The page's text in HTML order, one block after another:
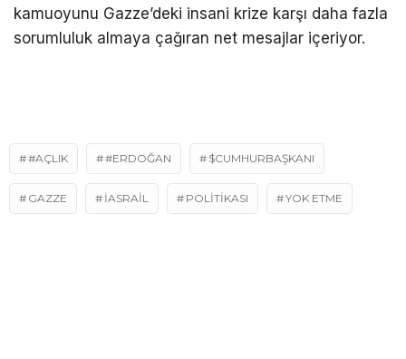
kamuoyunu Gazze’deki insani krize karşı daha fazla
sorumluluk almaya çağıran net mesajlar içeriyor.
#AÇLIK #ERDOĞAN $CUMHURBAŞKANI
GAZZE İASRAİL POLİTİKASI YOK ETME